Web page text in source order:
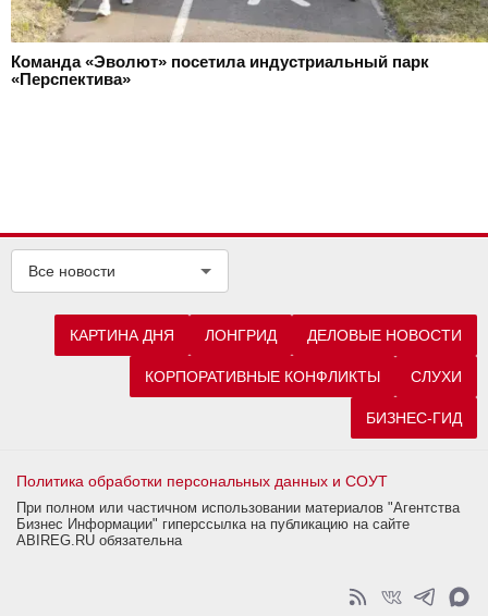
Команда «Эволют» посетила индустриальный парк
«Перспектива»
Все новости
КАРТИНА ДНЯ ЛОНГРИД ДЕЛОВЫЕ НОВОСТИ
КОРПОРАТИВНЫЕ КОНФЛИКТЫ СЛУХИ
БИЗНЕС-ГИД
Политика обработки персональных данных и СОУТ
При полном или частичном использовании материалов "Агентства
Бизнес Информации" гиперссылка на публикацию на сайте
ABIREG.RU обязательна